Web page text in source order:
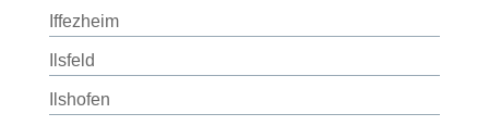
Iffezheim
Ilsfeld
Ilshofen